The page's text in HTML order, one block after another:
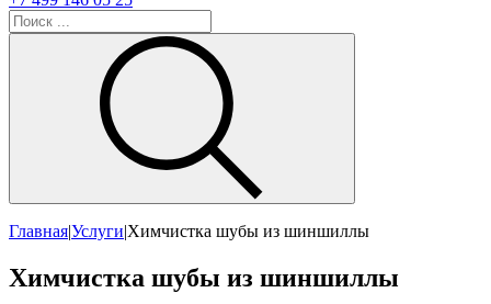
Главная|Услуги|Химчистка шубы из шиншиллы
Химчистка шубы из шиншиллы